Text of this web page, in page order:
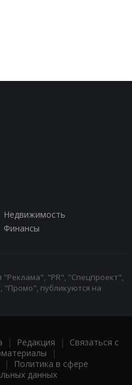
Недвижимость
Финансы
"PR", "Спецпроект",
"Промо", публикуются на
| Редакция | Связаться с
|
|
Политика в сфере
данных